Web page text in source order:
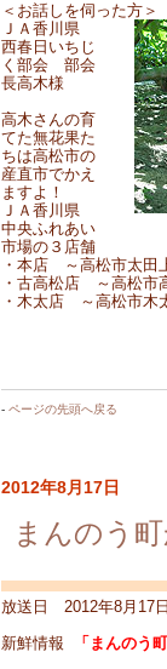
＜お話しを伺った方＞
ＪＡ香川県
西春日いちじ
く部会 部会
長高木様
高木さんの育
てた無花果た
ちは高松市の
産直市でかえ
ますよ！
ＪＡ香川県
中央ふれあい
市場の３店舗
・本店 ～高松市太田
・古高松店 ～高松市
・木太店 ～高松市木
- ページの先頭へ戻る
2012年8月17日
まんのう
放送日 2012年8月17日
新鮮情報
「まんのう